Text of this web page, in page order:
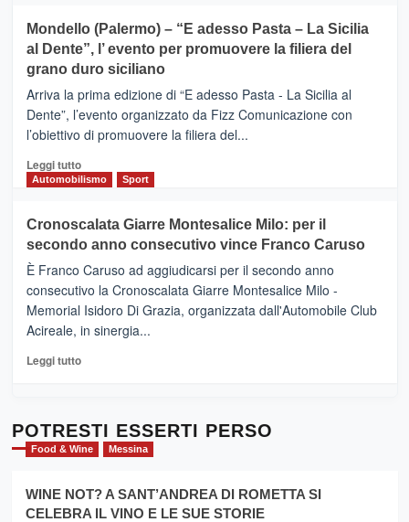
e
messaggi
di
CASTIGLIONE
DI
SICILIA
(Ct)
–
Il
Borgo
Gusto,
il
tra
sapori
vicoli
medievali
Mondello (Palermo) – “E adesso Pasta – La Sicilia
al Dente”, l’ evento per promuovere la filiera del
grano duro siciliano
Arriva la prima edizione di “E adesso Pasta - La Sicilia al
Dente”, l’evento organizzato da Fizz Comunicazione con
l’obiettivo di promuovere la filiera del...
Leggi tuttoLeggi
di
Mondello
(Palermo)
–
“E
adesso
Pasta
–
Sicilia
l’
evento
per
la
filiera
Automobilismo Sport
Cronoscalata Giarre Montesalice Milo: per il
secondo anno consecutivo vince Franco Caruso
È Franco Caruso ad aggiudicarsi per il secondo anno
consecutivo la Cronoscalata Giarre Montesalice Milo -
Memorial Isidoro Di Grazia, organizzata dall'Automobile Club
Acireale, in sinergia...
Leggi tuttoLeggi
Cronoscalata
Giarre
Montesalice
per
il
POTRESTI ESSERTI PERSO
Food & Wine Messina
WINE NOT? A SANT’ANDREA DI ROMETTA SI
CELEBRA IL VINO E LE SUE STORIE